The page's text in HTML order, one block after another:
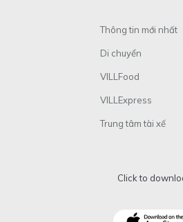
Thông tin mới nhất
Di chuyển
VILLFood
VILLExpress
Trung tâm tài xế
Click to